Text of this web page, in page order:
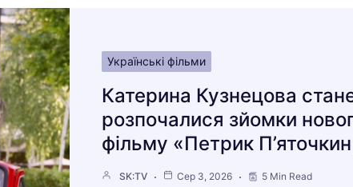
Українські фільми
Катерина Кузнецова
розпочалися зйомки
фільму «Петрик
SK:TV Сер 3, 2026 5 Min Read